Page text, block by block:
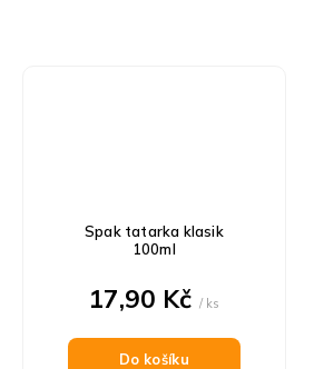
Spak tatarka klasik
100ml
17,90 Kč/ ks
Do košíku